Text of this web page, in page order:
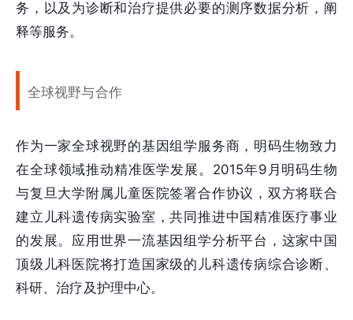
务，以及为诊断和治疗提供必要的测序数据分析，阐
释等服务。
全球视野与合作
作为一家全球视野的基因组学服务商，明码生物致力
在全球领域推动精准医学发展。2015年9月明码生物
与复旦大学附属儿童医院签署合作协议，双方将联合
建立儿科遗传病实验室，共同推进中国精准医疗事业
的发展。应用世界一流基因组学分析平台，这家中国
顶级儿科医院将打造国家级的儿科遗传病综合诊断、
科研、治疗及护理中心。